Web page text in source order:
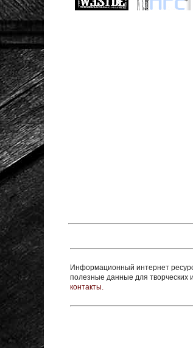
Информационный интернет
полезные данные для
контакты.